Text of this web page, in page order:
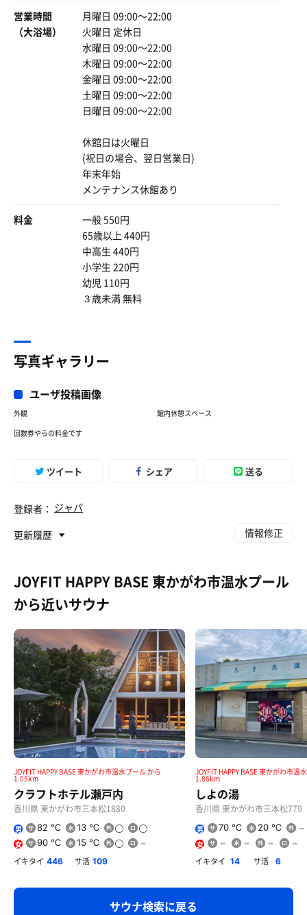
営業時間
（大浴場）
月曜日 09:00〜22:00
火曜日 定休日
水曜日 09:00〜22:00
木曜日 09:00〜22:00
金曜日 09:00〜22:00
土曜日 09:00〜22:00
日曜日 09:00〜22:00
休館日は火曜日
(祝日の場合、翌日営業日)
年末年始
メンテナンス休館あり
料金
一般 550円
65歳以上 440円
中高生 440円
小学生 220円
幼児 110円
３歳未満 無料
写真ギャラリー
ユーザ投稿画像
外観
館内休憩スペース
回数券やらの料金です
ツイート シェア 送る
登録者： ジャパ
更新履歴
情報修正
JOYFIT HAPPY BASE 東かがわ市温水プール
から近いサウナ
JOYFIT HAPPY BASE 東かがわ市温水プール から
1.05km
クラフトホテル瀬戸内
香川県 東かがわ市三本松1880
男 82 ℃ 13 ℃
女 90 ℃ 15 ℃
イキタイ 446 サ活 109
JOYFIT HAPPY BASE 東かがわ市温
1.86km
しよの湯
香川県 東かがわ市三本松779
男 70 ℃ 20 ℃
女
イキタイ 14 サ活 6
サウナ検索に戻る